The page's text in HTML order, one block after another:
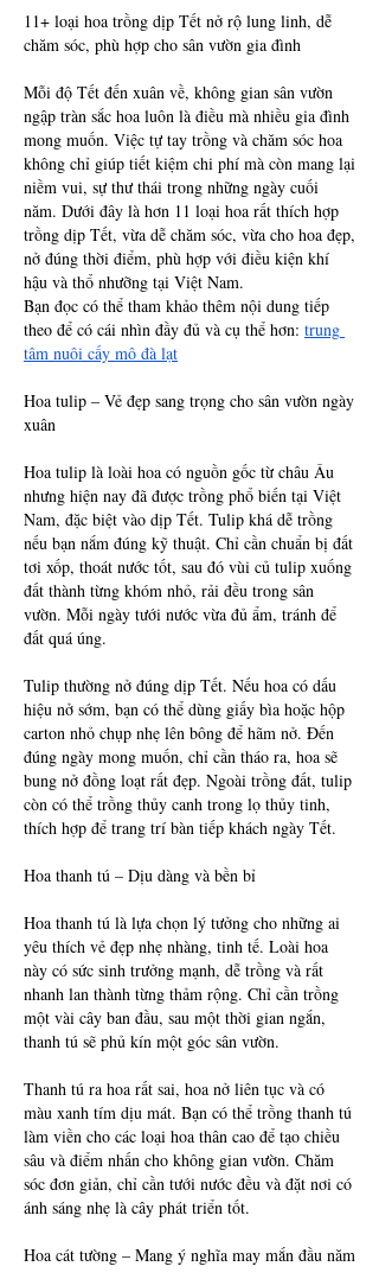
11+ loại hoa trồng dịp Tết nở rộ lung linh, dễ
chăm sóc, phù hợp cho sân vườn gia đình
Mỗi độ Tết đến xuân về, không gian sân vườn
ngập tràn sắc hoa luôn là điều mà nhiều gia đình
mong muốn. Việc tự tay trồng và chăm sóc hoa
không chỉ giúp tiết kiệm chi phí mà còn mang lại
niềm vui, sự thư thái trong những ngày cuối
năm. Dưới đây là hơn 11 loại hoa rất thích hợp
trồng dịp Tết, vừa dễ chăm sóc, vừa cho hoa đẹp,
nở đúng thời điểm, phù hợp với điều kiện khí
hậu và thổ nhưỡng tại Việt Nam.
Bạn đọc có thể tham khảo thêm nội dung tiếp
theo để có cái nhìn đầy đủ và cụ thể hơn: trung
tâm nuôi cấy mô đà lạt​
Hoa tulip – Vẻ đẹp sang trọng cho sân vườn ngày
xuân
Hoa tulip là loài hoa có nguồn gốc từ châu Âu
nhưng hiện nay đã được trồng phổ biến tại Việt
Nam, đặc biệt vào dịp Tết. Tulip khá dễ trồng
nếu bạn nắm đúng kỹ thuật. Chỉ cần chuẩn bị đất
tơi xốp, thoát nước tốt, sau đó vùi củ tulip xuống
đất thành từng khóm nhỏ, rải đều trong sân
vườn. Mỗi ngày tưới nước vừa đủ ẩm, tránh để
đất quá úng.
Tulip thường nở đúng dịp Tết. Nếu hoa có dấu
hiệu nở sớm, bạn có thể dùng giấy bìa hoặc hộp
carton nhỏ chụp nhẹ lên bông để hãm nở. Đến
đúng ngày mong muốn, chỉ cần tháo ra, hoa sẽ
bung nở đồng loạt rất đẹp. Ngoài trồng đất, tulip
còn có thể trồng thủy canh trong lọ thủy tinh,
thích hợp để trang trí bàn tiếp khách ngày Tết.
Hoa thanh tú – Dịu dàng và bền bỉ
Hoa thanh tú là lựa chọn lý tưởng cho những ai
yêu thích vẻ đẹp nhẹ nhàng, tinh tế. Loài hoa
này có sức sinh trưởng mạnh, dễ trồng và rất
nhanh lan thành từng thảm rộng. Chỉ cần trồng
một vài cây ban đầu, sau một thời gian ngắn,
thanh tú sẽ phủ kín một góc sân vườn.
Thanh tú ra hoa rất sai, hoa nở liên tục và có
màu xanh tím dịu mát. Bạn có thể trồng thanh tú
làm viền cho các loại hoa thân cao để tạo chiều
sâu và điểm nhấn cho không gian vườn. Chăm
sóc đơn giản, chỉ cần tưới nước đều và đặt nơi có
ánh sáng nhẹ là cây phát triển tốt.
Hoa cát tường – Mang ý nghĩa may mắn đầu năm